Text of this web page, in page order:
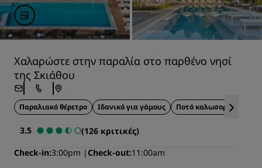
Χαλαρώστε στην παραλία στο παρθένο νησί
της Σκιάθου
Παραλιακό θέρετρο Ιδανικό για γάμους Ποτό καλωσορίσματος
3.5
(126 κριτικές)
Check-in 3:00pm Check-out 11:00am